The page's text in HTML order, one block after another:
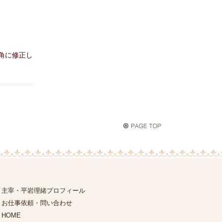
に修正し
主宰・平岩理緒プロフィール
お仕事依頼・問い合わせ
HOME